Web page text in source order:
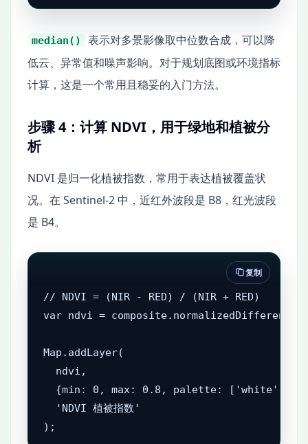
median()
表示对多景影像取中位数合成，可以降
低云、异常值和噪声影响。对于规划底图或环境指标
计算，这是一个常用且稳妥的入门方法。
步骤 4：计算 NDVI，用于绿地和植被分
析
NDVI 是归一化植被指数，常用于表达植被覆盖状
况。在 Sentinel-2 中，近红外波段是 B8，红光波段
是 B4。
// NDVI = (NIR - RED) / (NIR + RED)
var ndvi =
Map.addLayer(
  ndvi,
{min: 0, max: 0.8, palette: ['white',
  'NDVI 植被指数'
);
复制